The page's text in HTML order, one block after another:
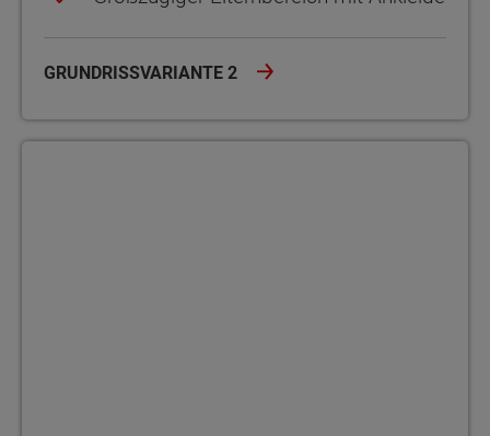
GRUNDRISSVARIANTE 2